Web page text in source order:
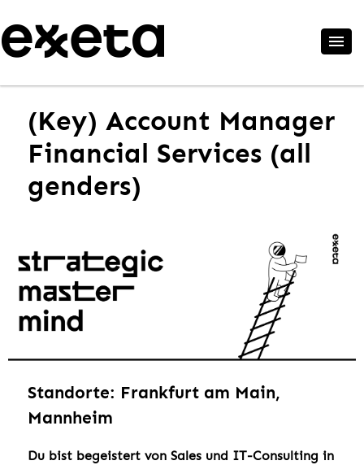
(Key) Account Manager
Financial Services (all
genders)
Standorte: Frankfurt am Main,
Mannheim
Du bist begeistert von Sales und IT-Consulting in